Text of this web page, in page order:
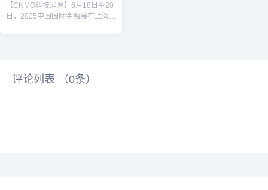
【CNMO科技消息】6月18日至20
日，2025中国国际金融展在上海拉
代）在内的商用终端亮相展会，吸
评论列表 （0条）